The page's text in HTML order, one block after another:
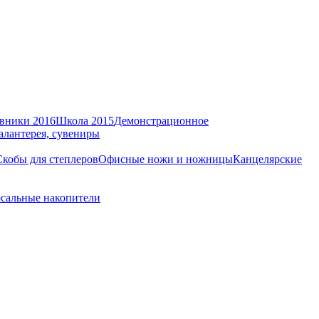
2016Школа 2015Демонстрационное
сувениры
для степлеровОфисные ножи и ножницыКанцелярские
накопители